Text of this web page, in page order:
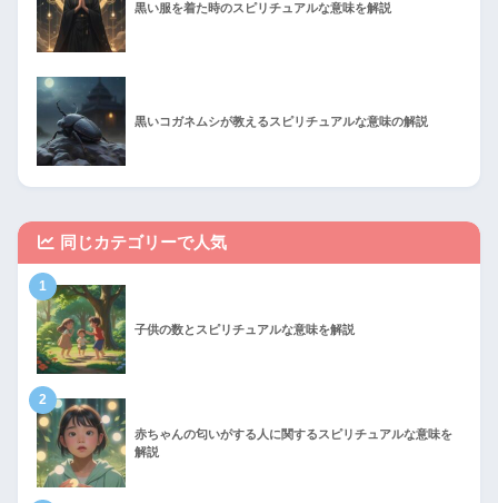
黒い服を着た時のスピリチュアルな意味を解説
黒いコガネムシが教えるスピリチュアルな意味の解説
同じカテゴリーで人気
1
子供の数とスピリチュアルな意味を解説
2
赤ちゃんの匂いがする人に関するスピリチュアルな意味を
解説